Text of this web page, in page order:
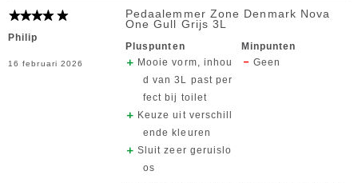
Philip
16 februari 2026
Pedaalemmer Zone Denmark Nova
One Gull Grijs 3L
Pluspunten
Mooie vorm, inhou
d van 3L past per
fect bij toilet
Keuze uit verschill
ende kleuren
Sluit zeer geruislo
os
Minpunten
Geen